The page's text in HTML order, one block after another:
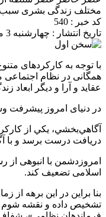
مختلف زندگی بشری سبب
کد خبر : 540
تاریخ انتشار : چهارشنبه 3 می 2023 - 4:58
با توجه به کارکردهای
همگانی در نظام اجتماعی
عقاید و آرا و دیگر
در دنیای امروز پيشرفت
آگاهي‌بخشي، يكي از
دريافت درست برسد و با
امروزدشمن با انبوهی
اسلامی تضعیف کند.
بنا براین در این برهه از